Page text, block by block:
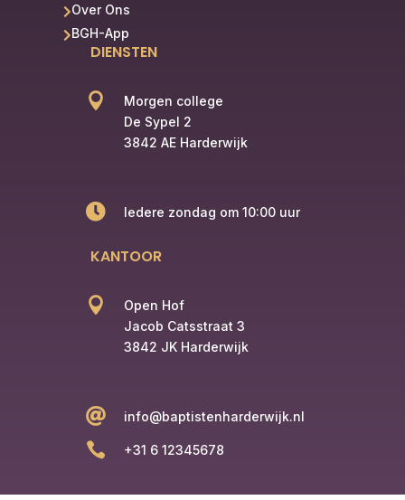
Over Ons
BGH-App
DIENSTEN

Morgen college
De Sypel 2
3842 AE Harderwijk
 Iedere zondag om 10:00 uur
KANTOOR

Open Hof
Jacob Catsstraat 3
3842 JK Harderwijk
 info@baptistenharderwijk.nl
 +31 6 12345678